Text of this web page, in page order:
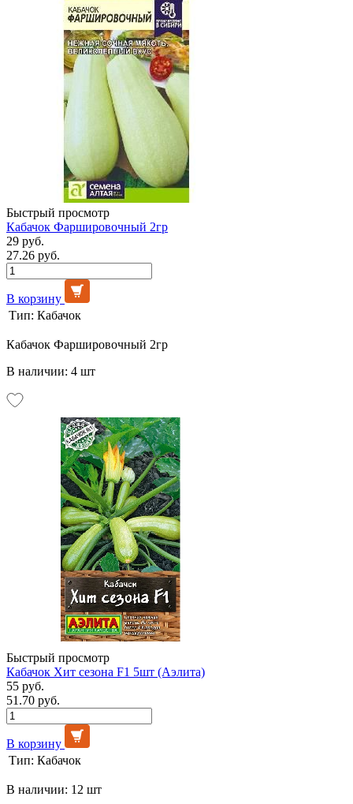
Быстрый просмотр
Кабачок Фаршировочный 2гр
29 руб.
27.26 руб.
В корзину
Тип: Кабачок
Кабачок Фаршировочный 2гр
В наличии: 4 шт
Быстрый просмотр
Кабачок Хит сезона F1 5шт (Аэлита)
55 руб.
51.70 руб.
В корзину
Тип: Кабачок
В наличии: 12 шт